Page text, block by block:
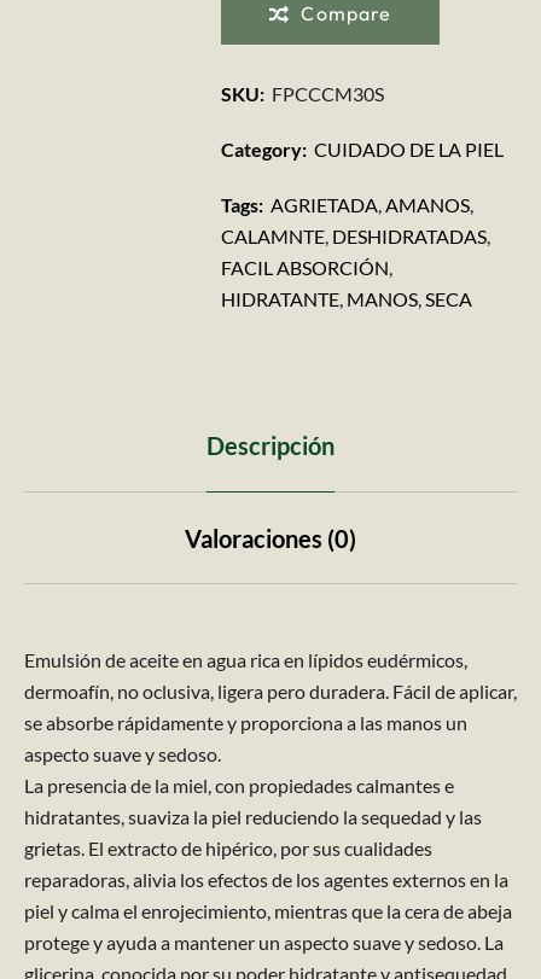
Compare
SKU: FPCCCM30S
Category: CUIDADO DE LA PIEL
Tags: AGRIETADA,AMANOS,
CALAMNTE, DESHIDRATADAS,
FACIL ABSORCIÓN,
HIDRATANTE, MANOS,SECA
Descripción
Valoraciones (0)
​Emulsión de aceite en agua rica en lípidos eudérmicos,
dermoafín, no oclusiva, ligera pero duradera. Fácil de aplicar,
se absorbe rápidamente y proporciona a las manos un
aspecto suave y sedoso.
La presencia de la miel, con propiedades calmantes e
hidratantes, suaviza la piel reduciendo la sequedad y las
grietas. El extracto de hipérico, por sus cualidades
reparadoras, alivia los efectos de los agentes externos en la
piel y calma el enrojecimiento, mientras que la cera de abeja
protege y ayuda a mantener un aspecto suave y sedoso. La
glicerina, conocida por su poder hidratante y antisequedad,